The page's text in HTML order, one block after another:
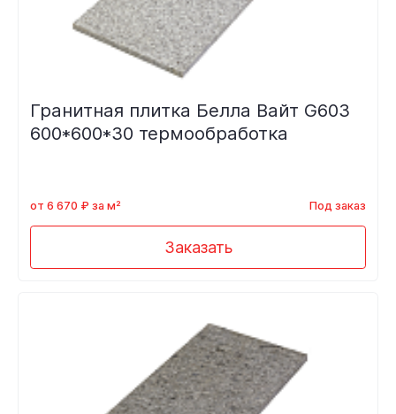
Гранитная плитка Белла Вайт G603
600*600*30 термообработка
от 6 670 ₽ за м² Под заказ
Заказать